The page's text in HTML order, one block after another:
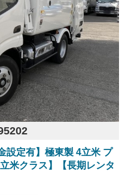
設定有】極東製 4立米 プ
米クラス】【長期レンタ